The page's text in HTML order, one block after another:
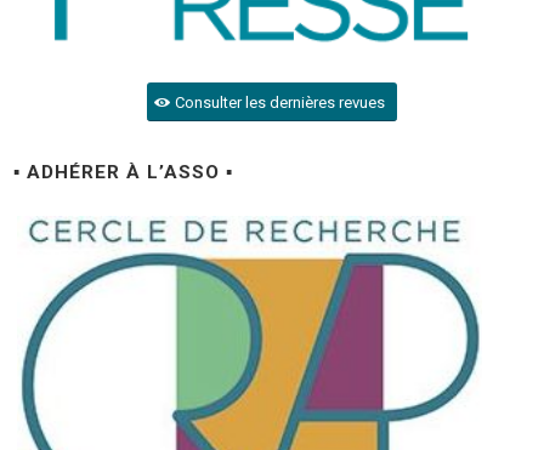
Consulter les dernières revues
▪ ADHÉRER À L’ASSO ▪